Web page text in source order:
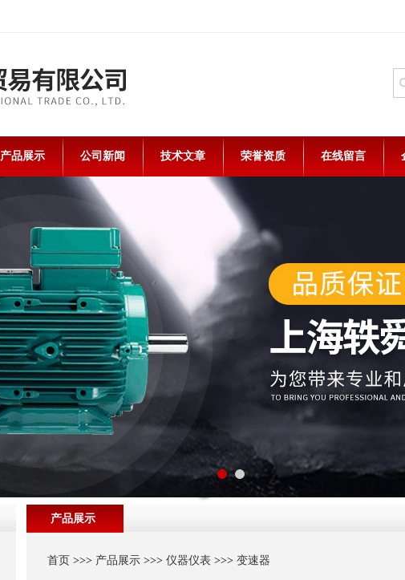
产品展示 公司新闻 技术文章 荣誉资质 在线留言
产品展示
首页 >>> 产品展示 >>>仪器仪表 >>>变速器